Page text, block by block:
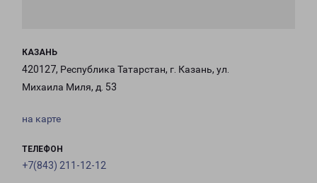
КАЗАНЬ
420127, Республика Татарстан, г. Казань, ул.
Михаила Миля, д. 53
на карте
ТЕЛЕФОН
+7(843) 211-12-12